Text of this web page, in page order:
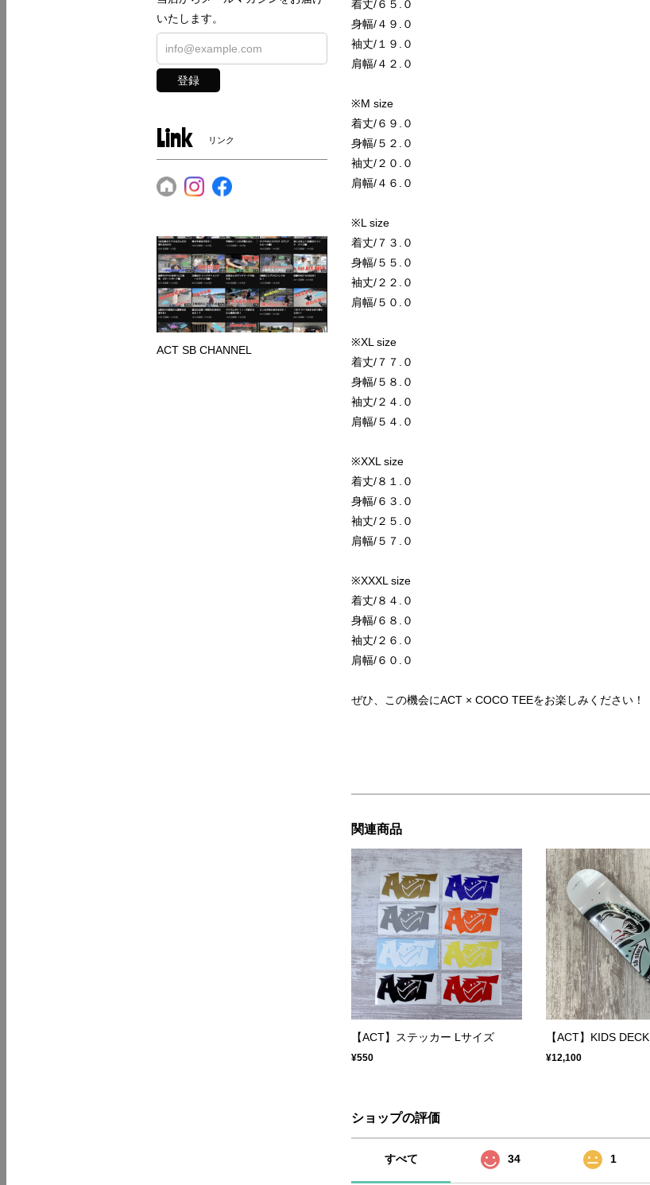
着丈/６５.０
身幅/４９.０
袖丈/１９.０
肩幅/４２.０
※M size
着丈/６９.０
身幅/５２.０
袖丈/２０.０
肩幅/４６.０
※L size
着丈/７３.０
身幅/５５.０
袖丈/２２.０
肩幅/５０.０
※XL size
着丈/７７.０
身幅/５８.０
袖丈/２４.０
肩幅/５４.０
※XXL size
着丈/８１.０
身幅/６３.０
袖丈/２５.０
肩幅/５７.０
※XXXL size
着丈/８４.０
身幅/６８.０
袖丈/２６.０
肩幅/６０.０
ぜひ、この機会にACT × COCO TEEをお楽しみください！
関連商品
【ACT】ステッカー Lサイズ
¥550
【ACT】KIDS DECK
¥12,100
ショップの評価
すべて 34 1
いたします。
登録
Link リンク
ACT SB CHANNEL